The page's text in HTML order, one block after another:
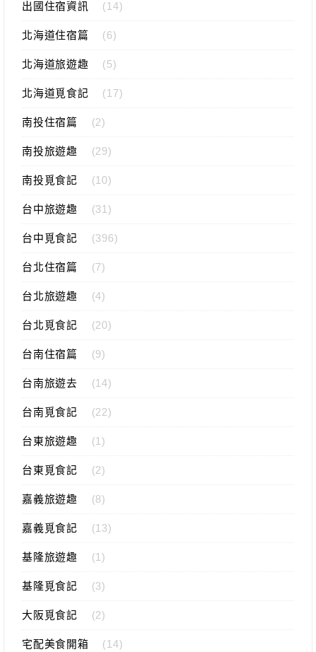
出國住宿資訊 (14)
北海道住宿篇 (6)
北海道旅遊趣 (5)
北海道覓食記 (17)
南投住宿篇 (2)
南投旅遊趣 (29)
南投覓食記 (10)
台中旅遊趣 (31)
台中覓食記 (396)
台北住宿篇 (7)
台北旅遊趣 (4)
台北覓食記 (20)
台南住宿篇 (9)
台南旅遊去 (14)
台南覓食記 (22)
台東旅遊趣 (1)
台東覓食記 (2)
嘉義旅遊趣 (8)
嘉義覓食記 (13)
基隆旅遊趣 (1)
基隆覓食記 (3)
大阪覓食記 (2)
宅配美食開箱 (14)